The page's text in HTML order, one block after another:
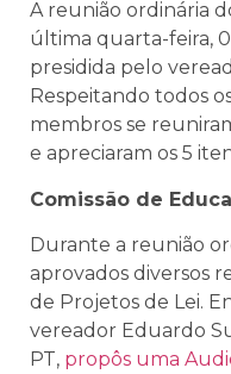
A reunião ordinária
última quarta-feira,
presidida pelo
Respeitando todos
membros se
e apreciaram os 5
Comissão de
Durante a reunião
aprovados diversos
de Projetos de Lei.
vereador Eduardo
PT, propôs uma